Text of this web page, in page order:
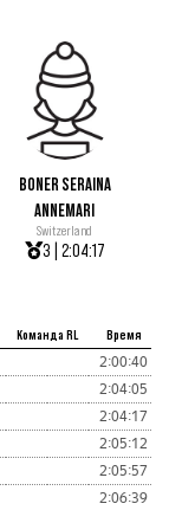
BONER SERAINA
ANNEMARI
Switzerland
3 | 2:04:17
Команда RL Время
2:00:40
2:04:05
2:04:17
2:05:12
2:05:57
2:06:39